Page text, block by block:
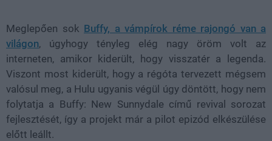
Meglepően sok Buffy, a vámpírok réme rajongó van a
világon, úgyhogy tényleg elég nagy öröm volt az
interneten, amikor kiderült, hogy visszatér a legenda.
Viszont most kiderült, hogy a régóta tervezett mégsem
valósul meg, a Hulu ugyanis végül úgy döntött, hogy nem
folytatja a Buffy: New Sunnydale című revival sorozat
fejlesztését, így a projekt már a pilot epizód elkészülése
előtt leállt.